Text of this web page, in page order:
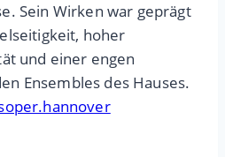
Sein Wirken war geprägt
hoher
und einer engen
Ensembles des Hauses.